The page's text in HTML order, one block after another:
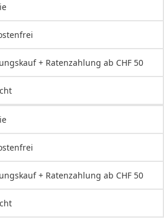
+ Ratenzahlung ab CHF 50
+ Ratenzahlung ab CHF 50